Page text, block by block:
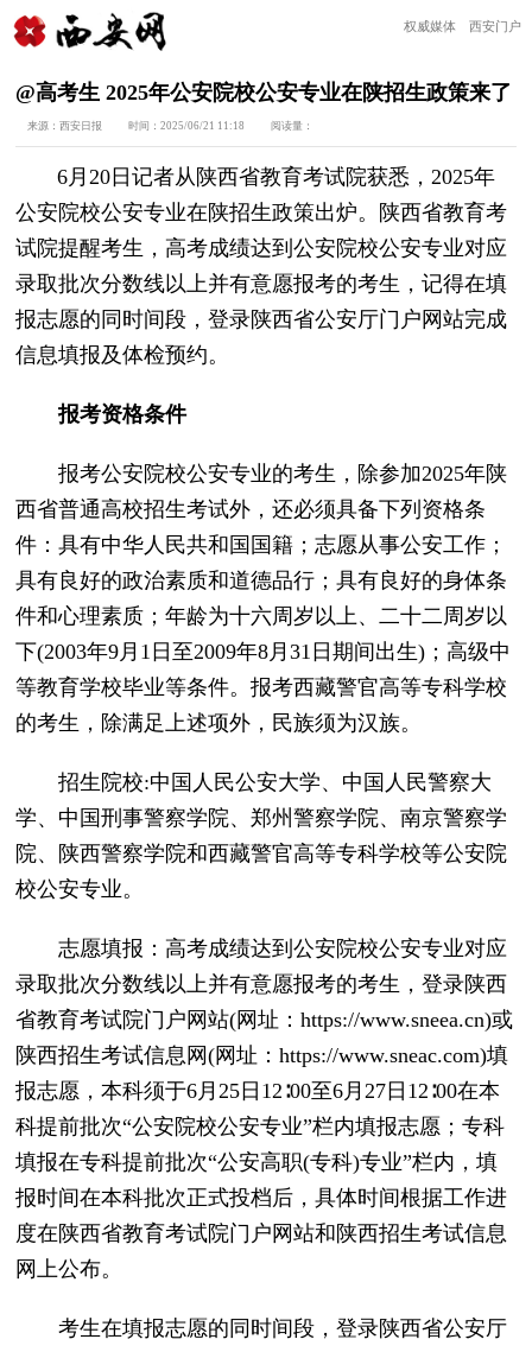
权威媒体 西安门户
@高考生 2025年公安院校公安专业在陕招生政策来了
来源：西安日报 时间：2025/06/21 11:18 阅读量：
6月20日记者从陕西省教育考试院获悉，2025年
公安院校公安专业在陕招生政策出炉。陕西省教育考
试院提醒考生，高考成绩达到公安院校公安专业对应
录取批次分数线以上并有意愿报考的考生，记得在填
报志愿的同时间段，登录陕西省公安厅门户网站完成
信息填报及体检预约。
报考资格条件
报考公安院校公安专业的考生，除参加2025年陕
西省普通高校招生考试外，还必须具备下列资格条
件：具有中华人民共和国国籍；志愿从事公安工作；
具有良好的政治素质和道德品行；具有良好的身体条
件和心理素质；年龄为十六周岁以上、二十二周岁以
下(2003年9月1日至2009年8月31日期间出生)；高级中
等教育学校毕业等条件。报考西藏警官高等专科学校
的考生，除满足上述项外，民族须为汉族。
招生院校:中国人民公安大学、中国人民警察大
学、中国刑事警察学院、郑州警察学院、南京警察学
院、陕西警察学院和西藏警官高等专科学校等公安院
校公安专业。
志愿填报：高考成绩达到公安院校公安专业对应
录取批次分数线以上并有意愿报考的考生，登录陕西
省教育考试院门户网站(网址：https://www.sneea.cn)或
陕西招生考试信息网(网址：https://www.sneac.com)填
报志愿，本科须于6月25日12∶00至6月27日12∶00在本
科提前批次“公安院校公安专业”栏内填报志愿；专科
填报在专科提前批次“公安高职(专科)专业”栏内，填
报时间在本科批次正式投档后，具体时间根据工作进
度在陕西省教育考试院门户网站和陕西招生考试信息
网上公布。
考生在填报志愿的同时间段，登录陕西省公安厅